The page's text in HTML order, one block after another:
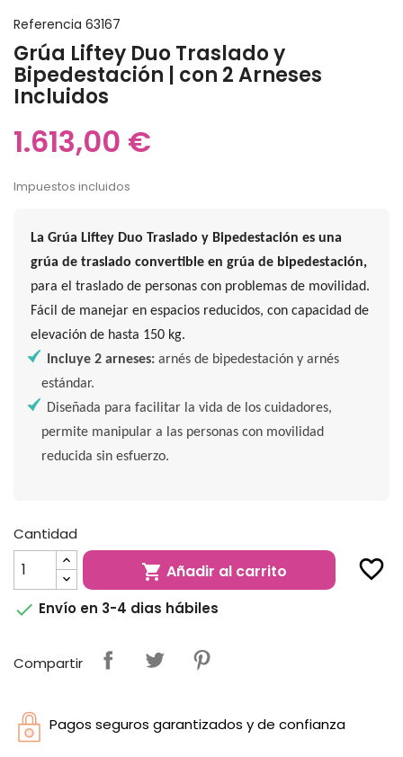
Referencia 63167
Grúa Liftey Duo Traslado y
Bipedestación | con 2 Arneses
Incluidos
1.613,00 €
Impuestos incluidos
La Grúa Liftey Duo Traslado y Bipedestación es una
grúa de traslado convertible en grúa de bipedestación,
para el traslado de personas con problemas de movilidad.
Fácil de manejar en espacios reducidos, con capacidad de
elevación de hasta 150 kg.
Incluye 2 arneses: arnés de bipedestación y arnés
estándar.
Diseñada para facilitar la vida de los cuidadores,
permite manipular a las personas con movilidad
reducida sin esfuerzo.
Cantidad
 Añadir al carrito favorite_border
 Envío en 3-4 dias hábiles
Compartir
Pagos seguros garantizados y de confianza